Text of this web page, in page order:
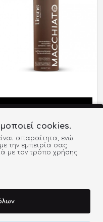
LIRENE SELF-TANNING
MOUSSE FACE AND
BODY MACCHIATO
150ML
cookies.
απαραίτητα, ενώ
την εμπειρία σας
με τον τρόπο χρήσης